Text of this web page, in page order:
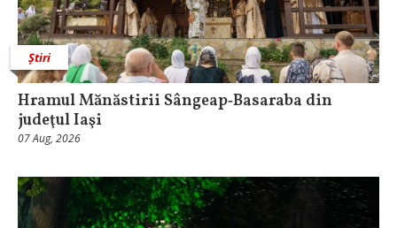
Știri
Hramul Mănăstirii Sângeap‑Basaraba din
judeţul Iaşi
07 Aug, 2026